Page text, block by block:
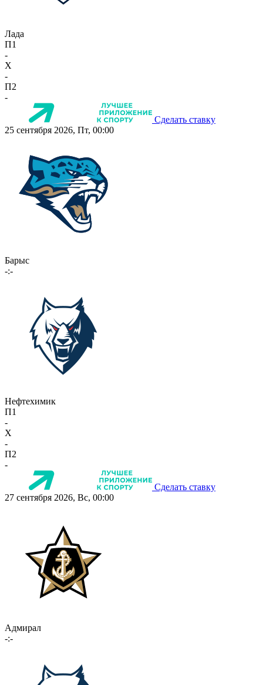
Лада
П1
-
X
-
П2
-
Сделать ставку
25 сентября 2026, Пт, 00:00
Барыс
-:-
Нефтехимик
П1
-
X
-
П2
-
Сделать ставку
27 сентября 2026, Вс, 00:00
Адмирал
-:-